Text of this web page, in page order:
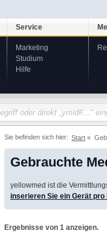
Service
Marketing
Studium
Hilfe
Sie befinden sich hier: Start
Gebrauchte
yellowmed ist die
inserieren Sie ein Gerät
Ergebnisse von 1 anzeigen.